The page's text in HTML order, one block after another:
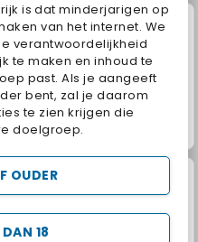
is dat minderjarigen op
van het internet. We
verantwoordelijkheid
te maken en inhoud te
past. Als je aangeeft
bent, zal je daarom
te zien krijgen die
doelgroep.
18
OUDER
Aqua Blitz 2